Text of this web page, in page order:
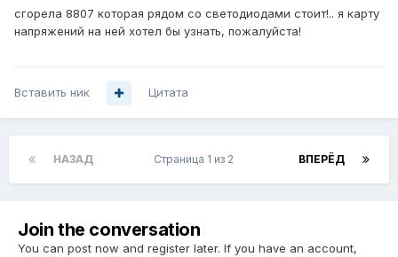
сгорела 8807 которая рядом со светодиодами стоит!.. я карту
напряжений на ней хотел бы узнать, пожалуйста!
Вставить ник Цитата
НАЗАД ВПЕРЁД
Страница 1 из 2
Join the conversation
You can post now and register later. If you have an account,